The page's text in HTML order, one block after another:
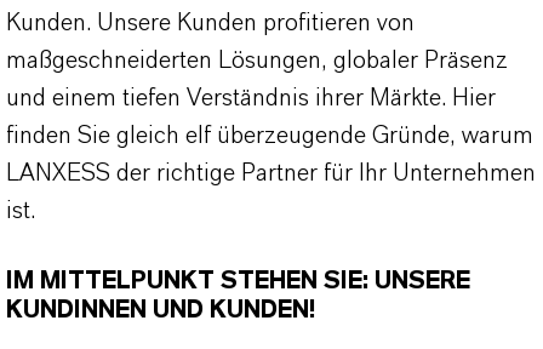
Kunden. Unsere Kunden profitieren von
maßgeschneiderten Lösungen, globaler Präsenz
und einem tiefen Verständnis ihrer Märkte. Hier
finden Sie gleich elf überzeugende Gründe, warum
LANXESS der richtige Partner für Ihr Unternehmen
ist.
IM MITTELPUNKT STEHEN SIE: UNSERE
KUNDINNEN UND KUNDEN!